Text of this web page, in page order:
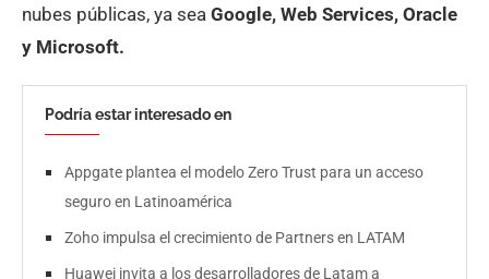
nubes públicas, ya sea Google, Web Services, Oracle
y Microsoft.
Podría estar interesado en
Appgate plantea el modelo Zero Trust para un acceso
seguro en Latinoamérica
Zoho impulsa el crecimiento de Partners en LATAM
Huawei invita a los desarrolladores de Latam a